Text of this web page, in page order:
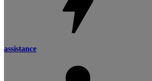
assistance